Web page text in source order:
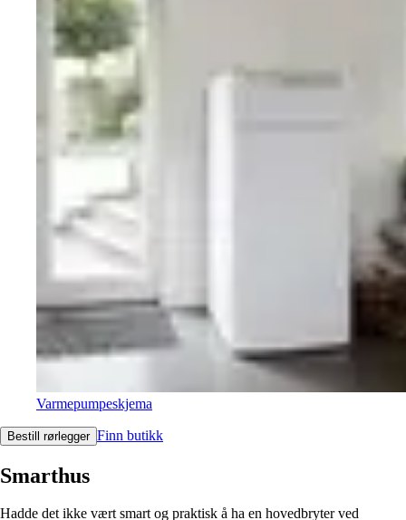
Varmepumpeskjema
Bestill rørlegger Finn butikk
Smarthus
Hadde det ikke vært smart og praktisk å ha en hovedbryter ved